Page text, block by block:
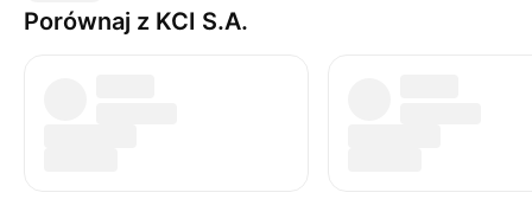
Porównaj z KCI S.A.